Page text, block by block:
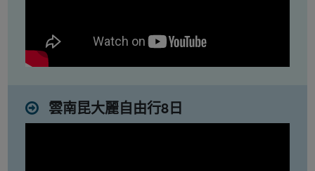
雲南昆大麗自由行8日